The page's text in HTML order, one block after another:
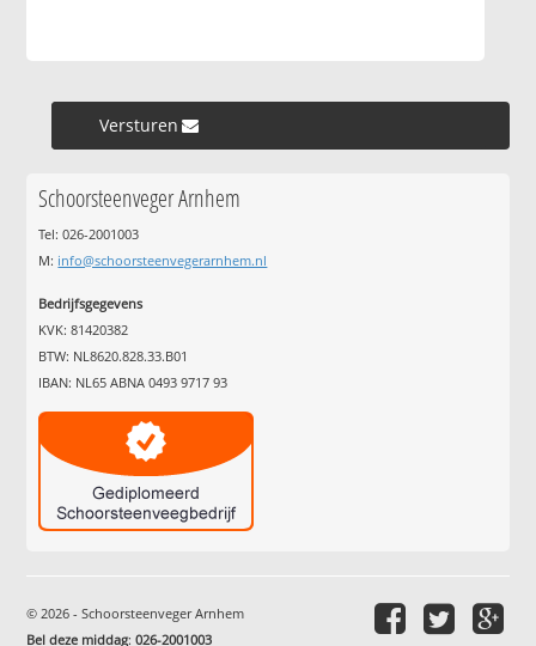
Versturen »
Schoorsteenveger Arnhem
Tel: 026-2001003
M: info@schoorsteenvegerarnhem.nl
Bedrijfsgegevens
KVK: 81420382
BTW: NL8620.828.33.B01
IBAN: NL65 ABNA 0493 9717 93
© 2026 - Schoorsteenveger Arnhem
Bel deze middag:026-2001003